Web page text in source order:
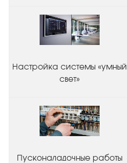
Настройка системы «умный
свет»
Пусконаладочные работы